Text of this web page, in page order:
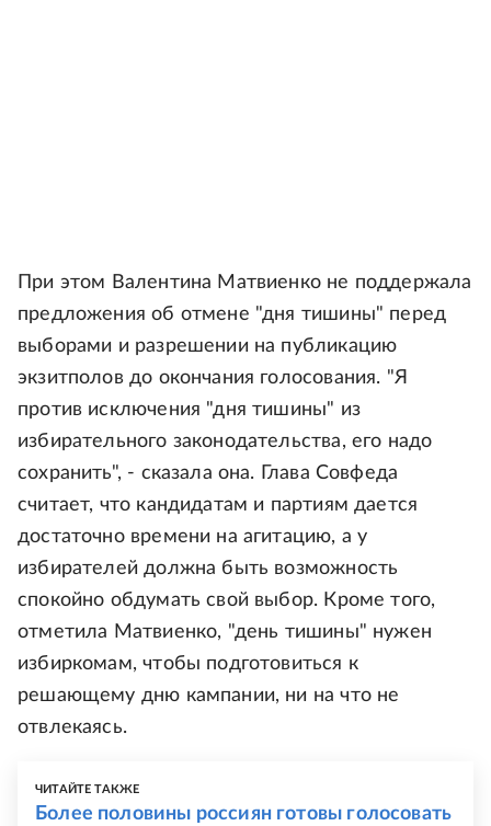
При этом Валентина Матвиенко не поддержала
предложения об отмене "дня тишины" перед
выборами и разрешении на публикацию
экзитполов до окончания голосования. "Я
против исключения "дня тишины" из
избирательного законодательства, его надо
сохранить", - сказала она. Глава Совфеда
считает, что кандидатам и партиям дается
достаточно времени на агитацию, а у
избирателей должна быть возможность
спокойно обдумать свой выбор. Кроме того,
отметила Матвиенко, "день тишины" нужен
избиркомам, чтобы подготовиться к
решающему дню кампании, ни на что не
отвлекаясь.
ЧИТАЙТЕ ТАКЖЕ
Более половины россиян готовы голосовать